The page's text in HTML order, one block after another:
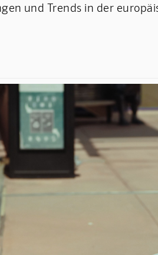
und Trends in der